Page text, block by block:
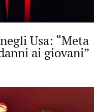
Usa: “Meta
ai giovani”